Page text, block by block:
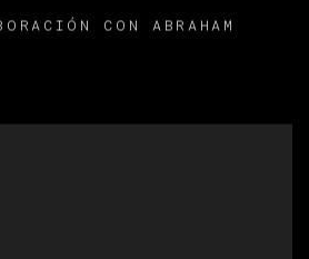
CON ABRAHAM